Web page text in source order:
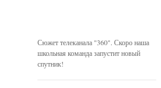
Сюжет телеканала "360". Скоро наша
школьная команда запустит новый
спутник!